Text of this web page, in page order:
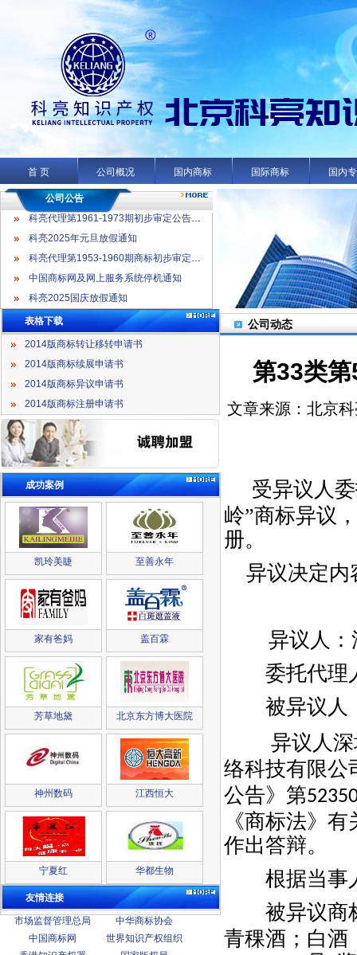
首 页 公司概况 国内商标 国际商标 国内
公司公告
科亮代理第1953-1960期商标初步审定公告名录
中国商标网及网上服务系统停机通知
科亮2025国庆放假通知
科亮代理第1961-1973期初步审定公告名录
科亮2025年元旦放假通知
科亮代理第1953-1960期商标初步审定公告名录
中国商标网及网上服务系统停机通知
科亮2025国庆放假通知
表格下载
2014版商标转让移转申请书
2014版商标续展申请书
2014版商标异议申请书
2014版商标注册申请书
成功案例
凯玲美睫 至善永年
家有爸妈 盖百霖
芳草地黛 北京东方博大医院
神州数码 江西恒大
宁夏红 华都生物
友情连接
市场监督管理总局
中华商标协会
中国商标网
世界知识产权组织
公司动态
第33类
文章来源：北京
受异议人
岭”商标异议
册。
异议决定内
异议人
委托代理人
被异议人
异议人深
络科技有限公
公告》第
《商标法》
作出答辩。
根据当事人
被异议商
青稞酒；白酒